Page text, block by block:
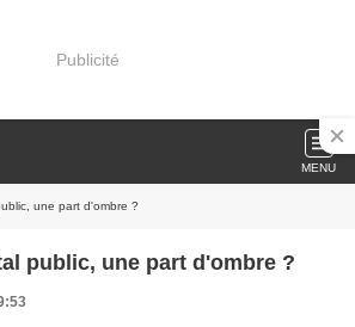
Publicité
MENU
une part d'ombre ?
public, une part d'ombre ?